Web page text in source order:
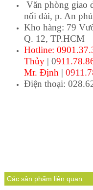
Văn phòng giao
nối dài, p. An
Kho hàng: 79
Q. 12, TP.HCM
Hotline:
Thủy| 0
Mr. Định |
Điện thoại:
Các sản phẩm liên quan